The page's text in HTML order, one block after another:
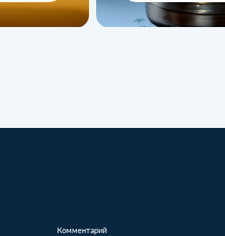
Комментарий